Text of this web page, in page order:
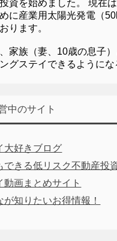
資を始めました。 現在
に産業用太陽光発電（
ります。
家族（妻、10歳の息子
グステイできるようにな
中のサイト
大好きブログ
できる低リスク不動産投
動画まとめサイト
が知りたいお得情報！